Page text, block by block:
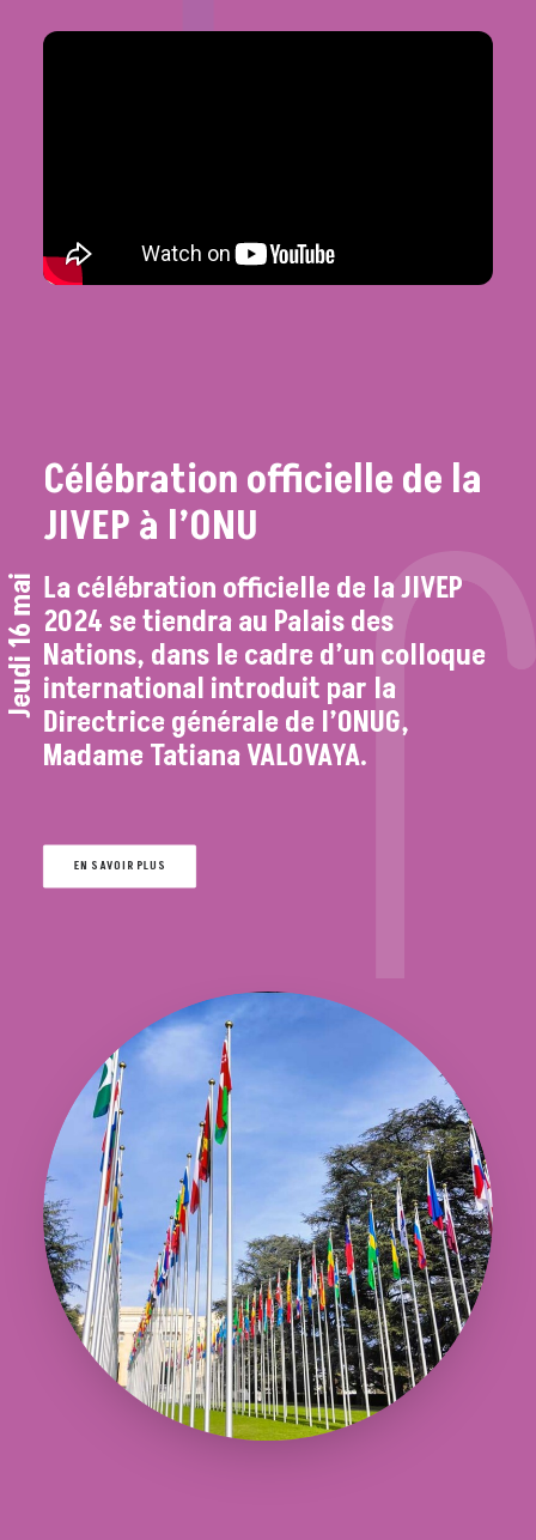
Célébration officielle de la
JIVEP à l’ONU
Jeudi 16 mai La célébration officielle de la JIVEP
2024 se tiendra au Palais des
Nations, dans le cadre d’un colloque
international introduit par la
Directrice générale de l’ONUG,
Madame Tatiana VALOVAYA.
EN SAVOIR PLUS